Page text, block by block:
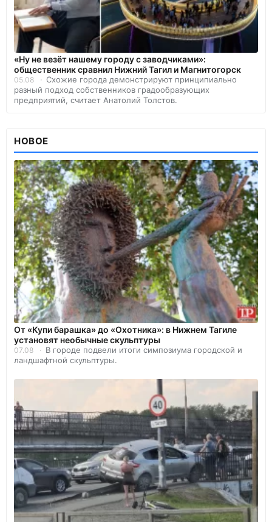
«Ну не везёт нашему городу с заводчиками»:
общественник сравнил Нижний Тагил и Магнитогорск
05.08
Схожие города демонстрируют принципиально
разный подход собственников градообразующих
предприятий, считает Анатолий Толстов.
НОВОЕ
От «Купи барашка» до «Охотника»: в Нижнем Тагиле
установят необычные скульптуры
07.08
В городе подвели итоги симпозиума городской и
ландшафтной скульптуры.